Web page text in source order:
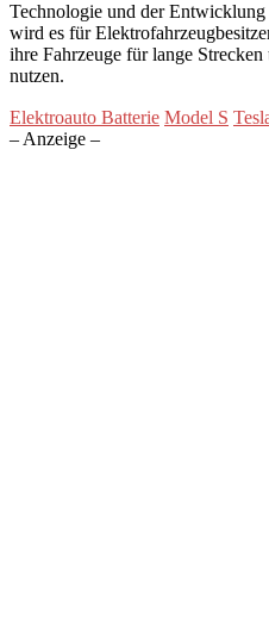
Technologie und der Entwicklung
wird es für
ihre Fahrzeuge für lange
nutzen.
Elektroauto Batterie Model S
– Anzeige –